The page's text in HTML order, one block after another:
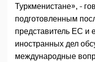
Туркменистане», -
подготовленным
представитель ЕС и
иностранных дел
международные